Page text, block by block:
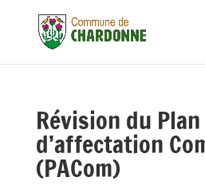
Révision du Plan
d’affectation
(PACom)